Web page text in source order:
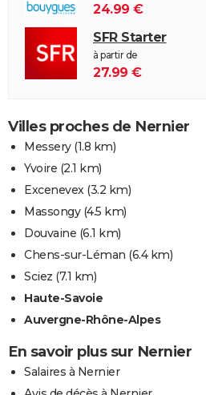
24.99 €
SFR Starter
à partir de
27.99 €
Villes proches de Nernier
Messery(1.8 km)
Yvoire (2.1 km)
Excenevex (3.2 km)
Massongy(4.5 km)
Douvaine (6.1 km)
Chens-sur-Léman (6.4 km)
Sciez (7.1 km)
Haute-Savoie
Auvergne-Rhône-Alpes
En savoir plus sur Nernier
Salaires à Nernier